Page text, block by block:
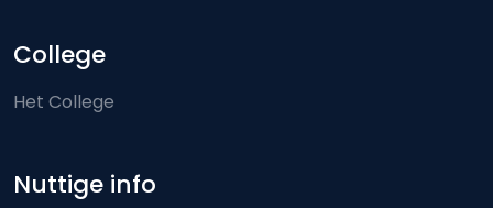
College
Het College
Nuttige info